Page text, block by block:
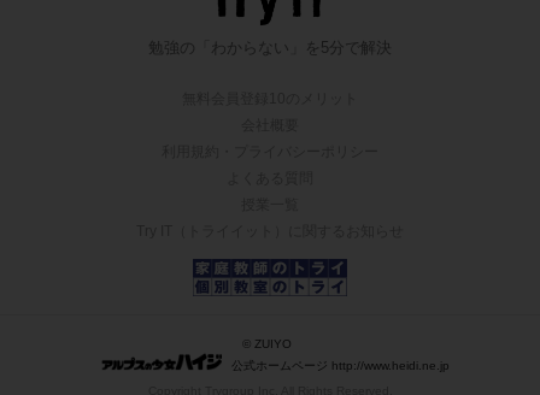
勉強の「わからない」を5分で解決
© ZUIYO
公式ホームページ http://www.heidi.ne.jp